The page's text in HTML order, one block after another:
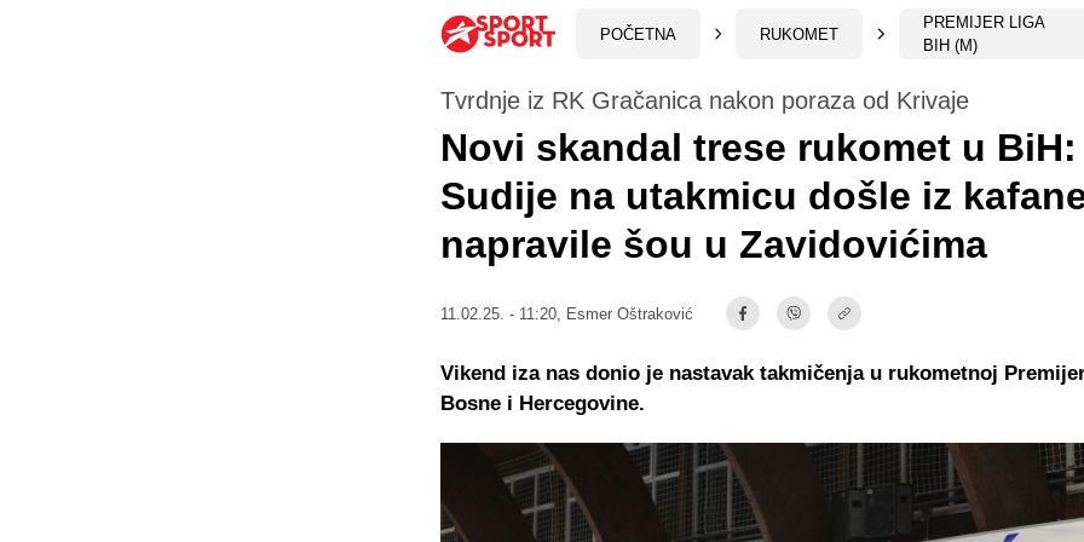
POČETNA RUKOMET
PREMIJER LIGA
BIH (M)
Tvrdnje iz RK Gračanica nakon poraza od Krivaje
Novi skandal trese rukomet u BiH:
Sudije na utakmicu došle iz
napravile šou u Zavidovićima
11.02.25. - 11:20, Esmer Oštraković
Vikend iza nas donio je nastavak takmičenja u rukometnoj
Bosne i Hercegovine.